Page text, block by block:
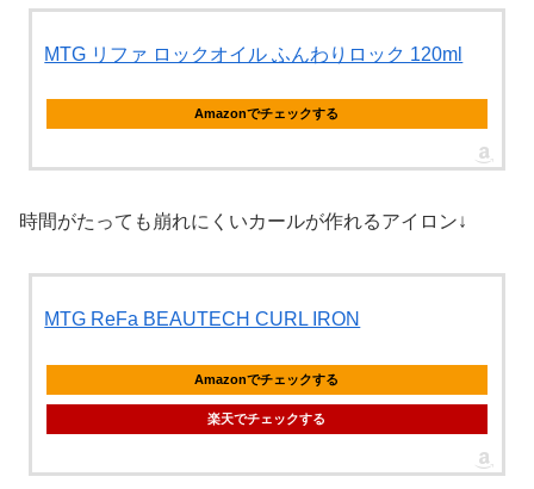
MTG リファ ロックオイル ふんわりロック 120ml
Amazonでチェックする
時間がたっても崩れにくいカールが作れるアイロン↓
MTG ReFa BEAUTECH CURL IRON
Amazonでチェックする
楽天でチェックする